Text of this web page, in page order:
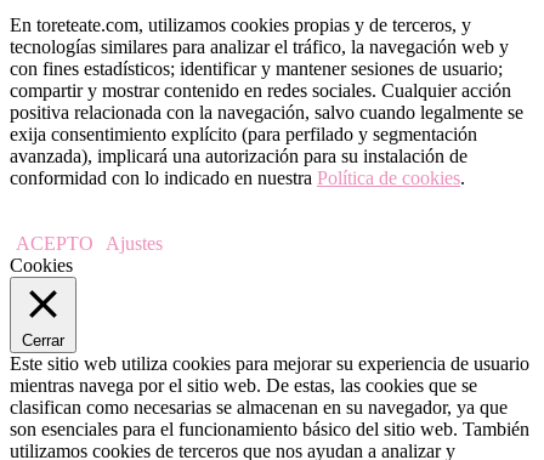
En toreteate.com, utilizamos cookies propias y de terceros, y
tecnologías similares para analizar el tráfico, la navegación web y
con fines estadísticos; identificar y mantener sesiones de usuario;
compartir y mostrar contenido en redes sociales. Cualquier acción
positiva relacionada con la navegación, salvo cuando legalmente se
exija consentimiento explícito (para perfilado y segmentación
avanzada), implicará una autorización para su instalación de
conformidad con lo indicado en nuestra Política de cookies.
ACEPTO
Ajustes
Cookies
Cerrar
Este sitio web utiliza cookies para mejorar su experiencia de usuario
mientras navega por el sitio web. De estas, las cookies que se
clasifican como necesarias se almacenan en su navegador, ya que
son esenciales para el funcionamiento básico del sitio web. También
utilizamos cookies de terceros que nos ayudan a analizar y